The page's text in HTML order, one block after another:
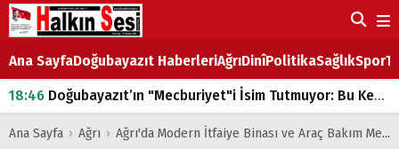
Ana SayfaDoğubayazıt HaberleriAğrıDinîPolitikaSağlıkSpor
18:46 Doğubayazıt’ın "Mecburiyet"i İsim Tutmuyor: Bu Kez de Mem u Zîn Oldu!
07:53Doğubayazıt’ta Ekmek Fiyatlarına Zam
Ana Sayfa › Ağrı › Ağrı'da Modern İtfaiye Binası ve Araç Bakım Merkezi'nin Temeli Atıldı